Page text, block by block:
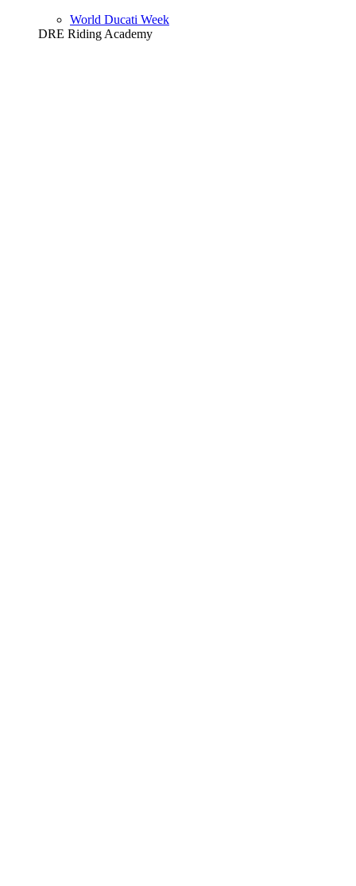
World Ducati Week
DRE Riding Academy